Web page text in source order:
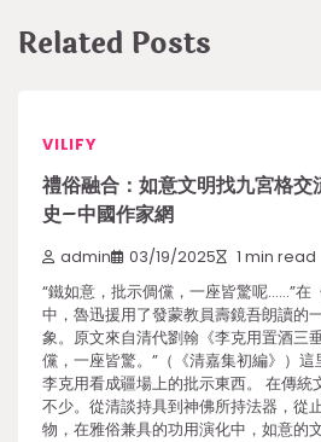
Related Posts
VILIFY
禮俗融合：如意文明找九宮格
史–中國作家網
admin 03/19/2025 1 min read
“鐵如意，批示倜儻，一座皆驚呢……”在
中，魯迅援用了發蒙教員壽鏡吾朗讀的
象。原文來自清代劉翰《李克用置酒三
儻，一座皆驚。”（《清嘉集初編》）
李克用看成疆場上的批示東西。 在傳統
不少。從清談持具到神佛所持法器，從
物，在雅俗兼具的功用演化中，如意的